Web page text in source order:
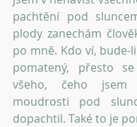
pachtění pod
plody zanechám
po mně. Kdo ví,
pomatený, přesto
všeho, čeho
moudrosti pod
dopachtil. Také to je